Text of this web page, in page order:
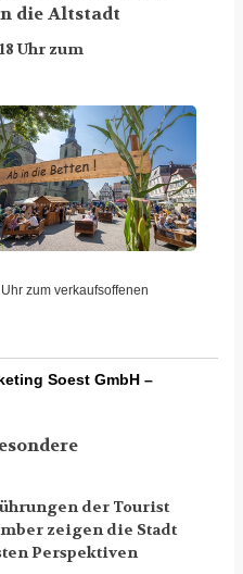
die Altstadt
Uhr zum
zum verkaufsoffenen
Soest GmbH –
der Tourist
zeigen die Stadt
Perspektiven